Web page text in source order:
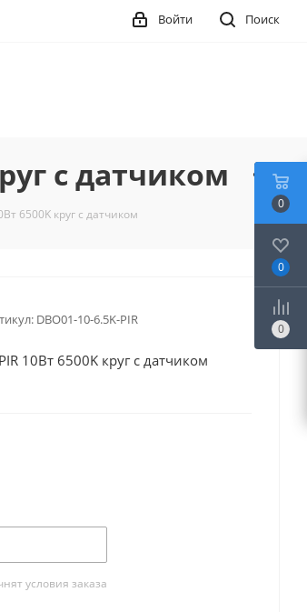
Поиск
Войти
с датчиком
6500K круг с датчиком
DBO01-10-6.5K-PIR
10Вт 6500K круг с датчиком
условия заказа
0
0
0